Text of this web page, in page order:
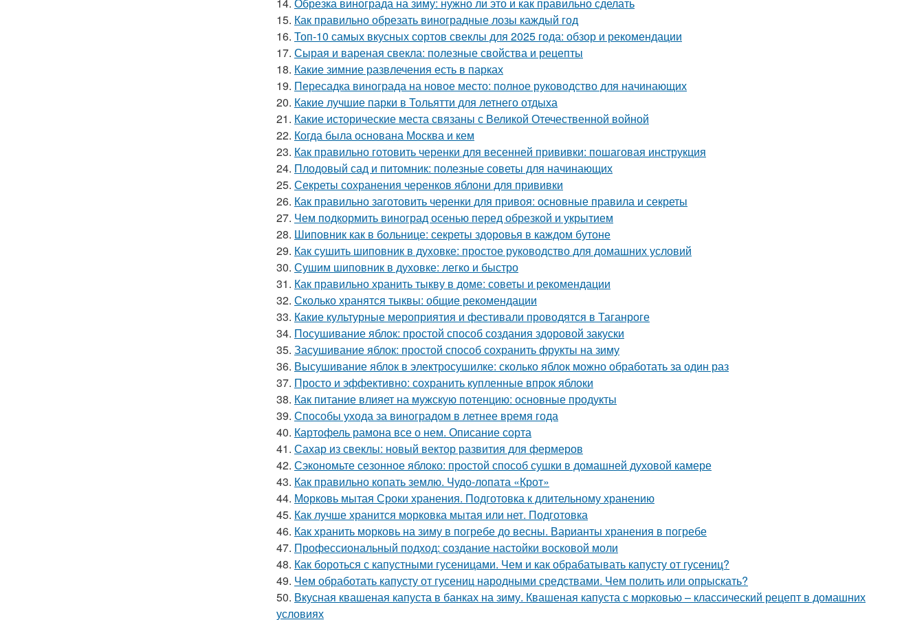
15. Как правильно обрезать виноградные лозы каждый год
16. Топ-10 самых вкусных сортов свеклы для 2025 года: обзор и рекомендации
17. Сырая и вареная свекла: полезные свойства и рецепты
18. Какие зимние развлечения есть в парках
19. Пересадка винограда на новое место: полное руководство для начинающих
20. Какие лучшие парки в Тольятти для летнего отдыха
21. Какие исторические места связаны с Великой Отечественной войной
22. Когда была основана Москва и кем
23. Как правильно готовить черенки для весенней прививки: пошаговая инструкция
24. Плодовый сад и питомник: полезные советы для начинающих
25. Секреты сохранения черенков яблони для прививки
26. Как правильно заготовить черенки для привоя: основные правила и секреты
27. Чем подкормить виноград осенью перед обрезкой и укрытием
28. Шиповник как в больнице: секреты здоровья в каждом бутоне
29. Как сушить шиповник в духовке: простое руководство для домашних условий
30. Сушим шиповник в духовке: легко и быстро
31. Как правильно хранить тыкву в доме: советы и рекомендации
32. Сколько хранятся тыквы: общие рекомендации
33. Какие культурные мероприятия и фестивали проводятся в Таганроге
34. Посушивание яблок: простой способ создания здоровой закуски
35. Засушивание яблок: простой способ сохранить фрукты на зиму
36. Высушивание яблок в электросушилке: сколько яблок можно обработать за один раз
37. Просто и эффективно: сохранить купленные впрок яблоки
38. Как питание влияет на мужскую потенцию: основные продукты
39. Способы ухода за виноградом в летнее время года
40. Картофель рамона все о нем. Описание сорта
41. Сахар из свеклы: новый вектор развития для фермеров
42. Сэкономьте сезонное яблоко: простой способ сушки в домашней духовой камере
43. Как правильно копать землю. Чудо-лопата «Крот»
44. Морковь мытая Сроки хранения. Подготовка к длительному хранению
45. Как лучше хранится морковка мытая или нет. Подготовка
46. Как хранить морковь на зиму в погребе до весны. Варианты хранения в погребе
47. Профессиональный подход: создание настойки восковой моли
48. Как бороться с капустными гусеницами. Чем и как обрабатывать капусту от гусениц?
49. Чем обработать капусту от гусениц народными средствами. Чем полить или опрыскать?
50. Вкусная квашеная капуста в банках на зиму. Квашеная капуста с морковью – классический рецепт в домашних
условиях